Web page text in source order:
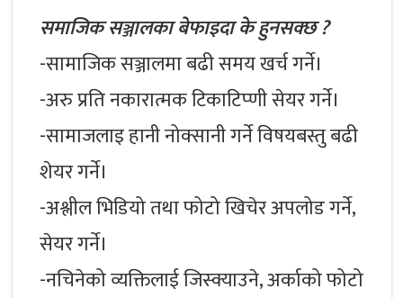
समाजिक सञ्जालका बेफाइदा के हुनसक्छ ?
-सामाजिक सञ्जालमा बढी समय खर्च गर्ने।
-अरु प्रति नकारात्मक टिकाटिप्णी सेयर गर्ने।
-सामाजलाइ हानी नोक्सानी गर्ने विषयबस्तु बढी
शेयर गर्ने।
-अश्लील भिडियो तथा फोटो खिचेर अपलोड गर्ने,
सेयर गर्ने।
-नचिनेको व्यक्तिलाई जिस्क्याउने, अर्काको फोटो